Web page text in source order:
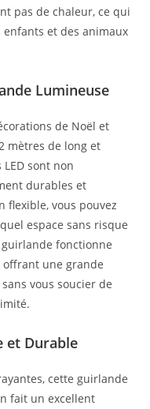
pas de chaleur, ce qui
et des animaux
Lumineuse
de Noël et
mètres de long et
sont non
durables et
flexible, vous pouvez
espace sans risque
fonctionne
offrant une grande
vous soucier de
et Durable
cette guirlande
fait un excellent